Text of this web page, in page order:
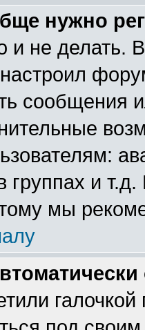
нужно
и не делать.
сообщения
группах и
мы
галочкой